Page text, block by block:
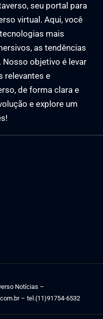
seu portal para
virtual. Aqui, você
mais
as tendências
objetivo é levar
relevantes e
de forma clara e
e explore um
Notícias –
– tel.(11)91754-6532